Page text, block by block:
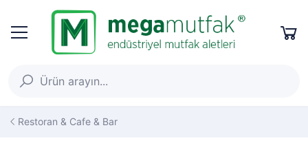
Restoran & Cafe & Bar